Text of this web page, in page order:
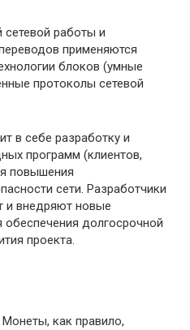
работы и
применяются
блоков (умные
протоколы сетевой
в себе разработку и
программ (клиентов,
повышения
сети. Разработчики
и внедряют новые
обеспечения долгосрочной
проекта.
как правило,